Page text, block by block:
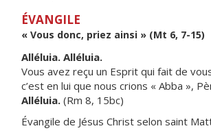
ÉVANGILE
« Vous donc, priez ainsi » (Mt 6, 7-15)
Alléluia. Alléluia.
Vous avez reçu un Esprit qui fait de
c’est en lui que nous crions « Abba »,
Alléluia. (Rm 8, 15bc)
Évangile de Jésus Christ selon saint